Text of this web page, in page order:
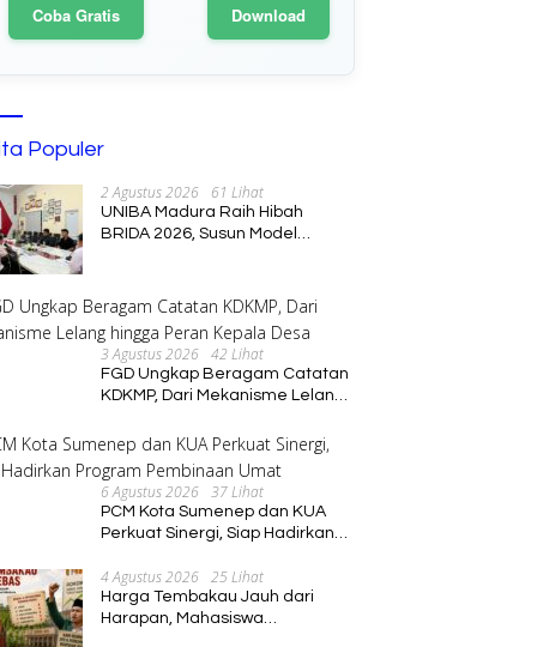
Coba Gratis Download
Populer
2 Agustus 2026 61 Lihat
UNIBA Madura Raih Hibah
BRIDA 2026, Susun Model
3 Agustus 2026 42 Lihat
FGD Ungkap Beragam Catatan
KDKMP, Dari Mekanisme Lelang
6 Agustus 2026 37 Lihat
PCM Kota Sumenep dan KUA
Perkuat Sinergi, Siap Hadirkan
4 Agustus 2026 25 Lihat
Harga Tembakau Jauh dari
Harapan, Mahasiswa